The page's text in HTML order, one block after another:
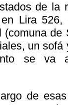
de la
Lira 526,
(comuna de
un sofá
se va
de